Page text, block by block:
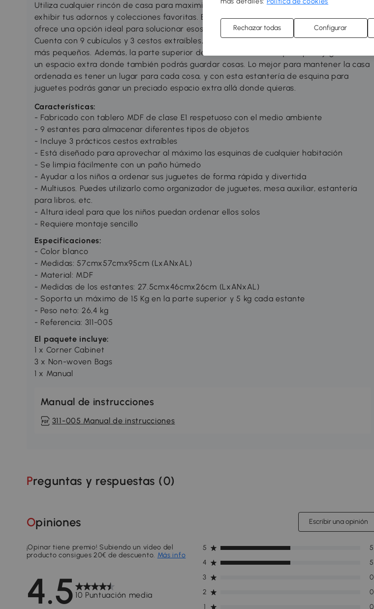
Utiliza cualquier rincón de casa para maximizar tu espacio de almacenaje o para
exhibir tus adornos y colecciones favoritas. Esta estantería de esquina para juguetes te
ofrece una opción ideal para solucionar esos problemas de espacio que todos tenemos.
Cuenta con 9 cubículos y 3 cestos extraíbles, súper prácticos para guardar los objetos
más pequeños. Además, la parte superior de la estantería de esquina para juguetes es
un espacio extra donde también podrás guardar cosas. Lo mejor para mantener la casa
ordenada es tener un lugar para cada cosa, y con esta estantería de esquina para
juguetes podrás ganar un preciado espacio extra allá donde quieras.
Características:
- Fabricado con tablero MDF de clase E1 respetuoso con el medio ambiente
- 9 estantes para almacenar diferentes tipos de objetos
- Incluye 3 prácticos cestos extraíbles
- Está diseñado para aprovechar al máximo las esquinas de cualquier habitación
- Se limpia fácilmente con un paño húmedo
- Ayudar a los niños a ordenar sus juguetes de forma rápida y divertida
- Multiusos. Puedes utilizarlo como organizador de juguetes, mesa auxiliar, estantería
para libros, etc.
- Altura ideal para que los niños puedan ordenar ellos solos
- Requiere montaje sencillo
Especificaciones:
- Color blanco
- Medidas: 57cmx57cmx95cm (LxANxAL)
- Material: MDF
- Medidas de los estantes: 27.5cmx46cmx26cm (LxANxAL)
- Soporta un máximo de 15 Kg en la parte superior y 5 kg cada estante
- Peso neto: 26,4 kg
- Referencia: 311-005
El paquete incluye:
1 x Corner Cabinet
3 x Non-woven Bags
1 x Manual
Manual de instrucciones
311-005 Manual de instrucciones
Preguntas y respuestas (0)
Opiniones Escribir una opinión
4.5 10 Puntuación media
¡Opinar tiene premio! Subiendo un vídeo del
producto consigues 20€ de descuento. Más info
1 0
2 0
3 0
4 5
5 5
Rechazar todas Configurar